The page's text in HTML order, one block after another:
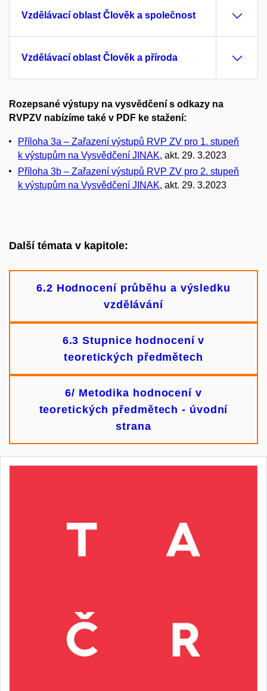
Vzdělávací oblast Člověk a společnost
Vzdělávací oblast Člověk a příroda
Rozepsané výstupy na vysvědčení s odkazy na
RVPZV nabízíme také v PDF ke stažení:
Příloha 3a – Zařazení výstupů RVP ZV pro 1. stupeň
k výstupům na Vysvědčení JINAK, akt. 29. 3.2023
Příloha 3b – Zařazení výstupů RVP ZV pro 2. stupeň
k výstupům na Vysvědčení JINAK, akt. 29. 3.2023
Další témata v kapitole:
6.2 Hodnocení průběhu a výsledku
vzdělávání
6.3 Stupnice hodnocení v
teoretických předmětech
6/ Metodika hodnocení v
teoretických předmětech - úvodní
strana